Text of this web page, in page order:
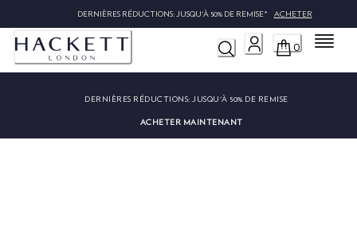
DERNIÈRES RÉDUCTIONS: JUSQU'À 50% DE REMISE* ACHETER
0 Menu
DERNIÈRES RÉDUCTIONS: JUSQU'À 50% DE REMISE
ACHETER MAINTENANT